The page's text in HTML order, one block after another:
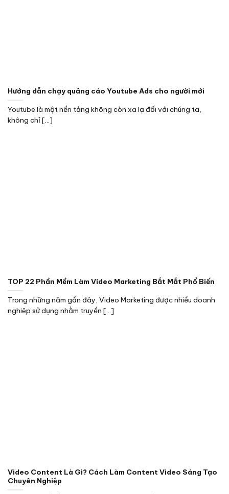
Hướng dẫn chạy quảng cáo Youtube Ads cho người mới
Youtube là một nền tảng không còn xa lạ đối với chúng ta,
không chỉ [...]
TOP 22 Phần Mềm Làm Video Marketing Bắt Mắt Phổ Biến
Trong những năm gần đây, Video Marketing được nhiều doanh
nghiệp sử dụng nhằm truyền [...]
Video Content Là Gì? Cách Làm Content Video Sáng Tạo
Chuyên Nghiệp